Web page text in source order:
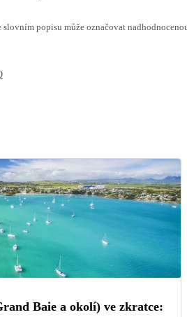
popisu může označovat
Baie a okolí) ve zkratce: